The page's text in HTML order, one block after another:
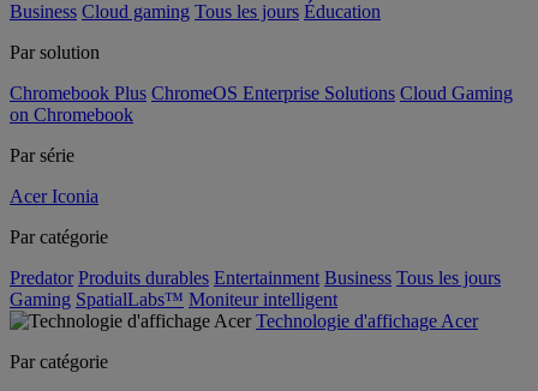
Business Cloud gaming Tous les jours Éducation
Par solution
Chromebook Plus ChromeOS Enterprise Solutions Cloud Gaming
on Chromebook
Par série
Acer Iconia
Par catégorie
Predator Produits durables Entertainment Business Tous les jours
Gaming SpatialLabs™ Moniteur intelligent
Technologie d'affichage Acer
Par catégorie